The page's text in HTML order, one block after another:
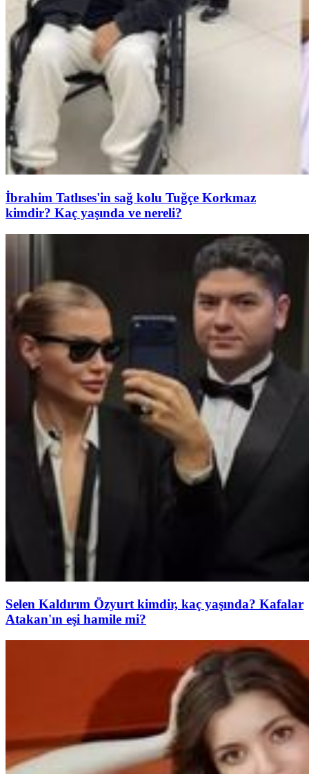
İbrahim Tatlıses'in sağ kolu Tuğçe Korkmaz
kimdir? Kaç yaşında ve nereli?
Selen Kaldırım Özyurt kimdir, kaç yaşında? Kafalar
Atakan'ın eşi hamile mi?